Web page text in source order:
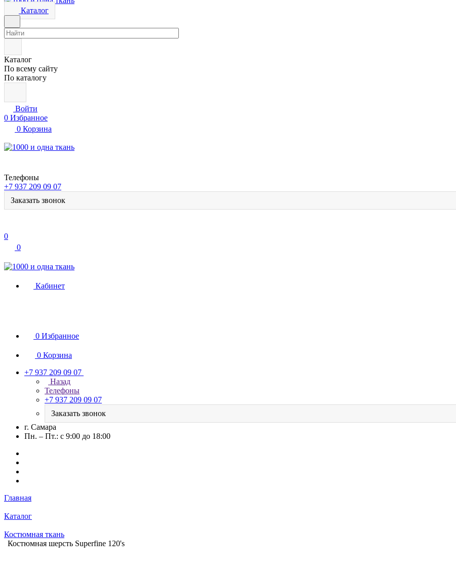
Каталог
Каталог
По всему сайту
По каталогу
Войти
0 Избранное
0 Корзина
Телефоны
+7 937 209 09 07
Заказать звонок
0
0
Кабинет
0 Избранное
0 Корзина
+7 937 209 09 07
Назад
Телефоны
+7 937 209 09 07
Заказать звонок
г. Самара
Пн. – Пт.: с 9:00 до 18:00
Главная
Каталог
Костюмная ткань
Костюмная шерсть Superfine 120's